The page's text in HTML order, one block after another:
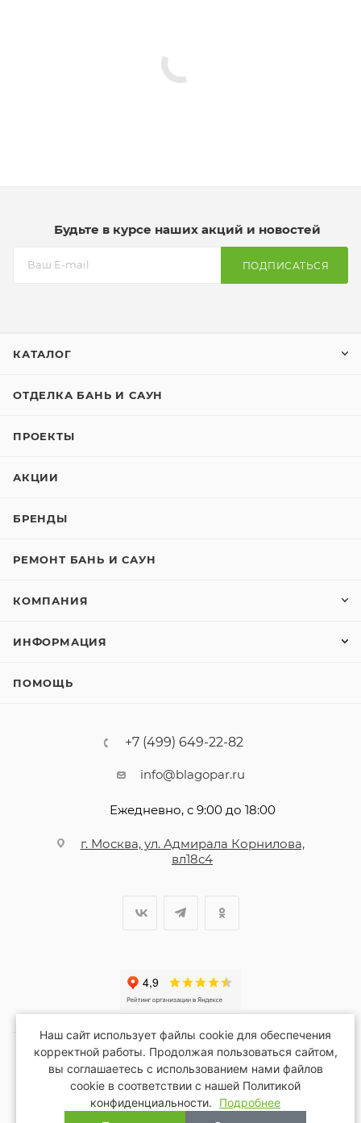
Будьте в курсе наших акций и новостей
ПОДПИСАТЬСЯ
КАТАЛОГ
ОТДЕЛКА БАНЬ И САУН
ПРОЕКТЫ
АКЦИИ
БРЕНДЫ
РЕМОНТ БАНЬ И САУН
КОМПАНИЯ
ИНФОРМАЦИЯ
ПОМОЩЬ
+7 (499) 649-22-82
info@blagopar.ru
Ежедневно, с 9:00 до 18:00
г. Москва, ул. Адмирала Корнилова,
вл18с4
2026 © Благопар
Наш сайт использует файлы cookie для обеспечения
корректной работы. Продолжая пользоваться сайтом,
вы соглашаетесь с использованием нами файлов
cookie в соответствии с нашей Политикой
конфиденциальности.
Подробнее